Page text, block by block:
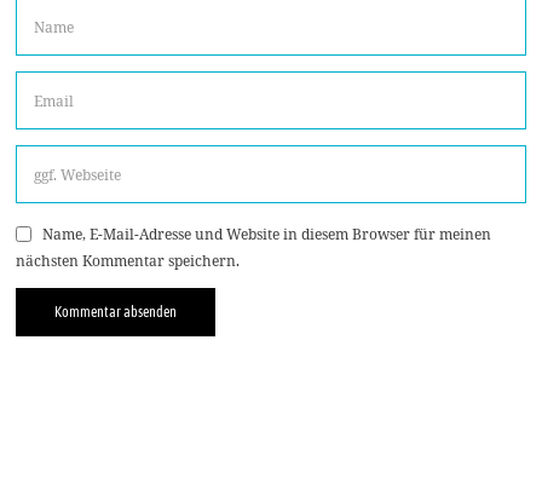
Name, E-Mail-Adresse und Website in diesem Browser für meinen
nächsten Kommentar speichern.